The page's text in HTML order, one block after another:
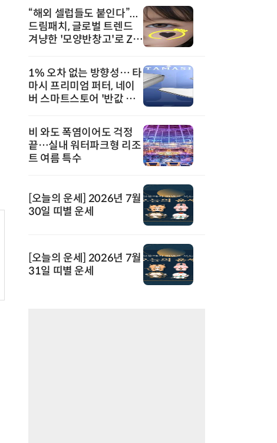
“해외 셀럽들도 붙인다”...
드림패치, 글로벌 트렌드
겨냥한 '모양반창고'로 Z세
1% 오차 없는 방향성… 타
마시 프리미엄 퍼터, 네이
버 스마트스토어 '반값 할
비 와도 폭염이어도 걱정
끝…실내 워터파크형 리조
트 여름 특수
[오늘의 운세] 2026년 7월
30일 띠별 운세
[오늘의 운세] 2026년 7월
31일 띠별 운세